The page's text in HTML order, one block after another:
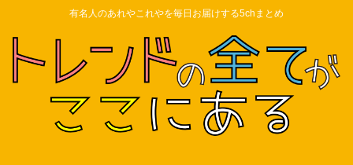
有名人のあれやこれやを毎日お届けする5chまとめ